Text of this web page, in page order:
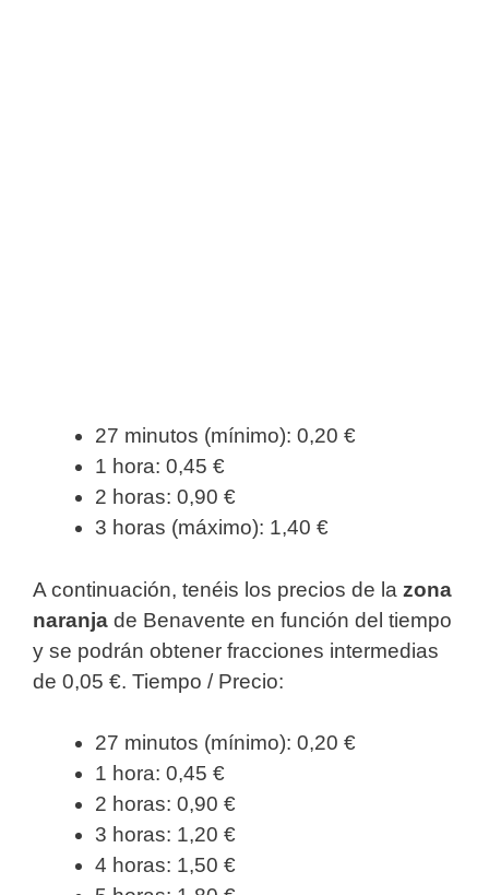
27 minutos (mínimo): 0,20 €
1 hora: 0,45 €
2 horas: 0,90 €
3 horas (máximo): 1,40 €
A continuación, tenéis los precios de la zona
naranja de Benavente en función del tiempo
y se podrán obtener fracciones intermedias
de 0,05 €. Tiempo / Precio:
27 minutos (mínimo): 0,20 €
1 hora: 0,45 €
2 horas: 0,90 €
3 horas: 1,20 €
4 horas: 1,50 €